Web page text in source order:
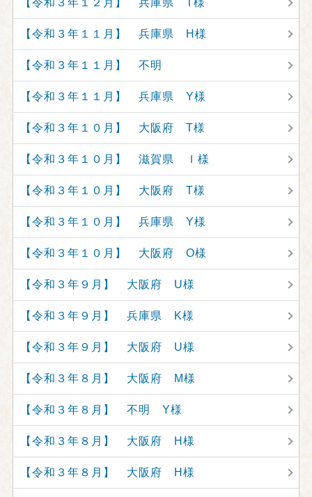
【令和３年１２月】 兵庫県 T様
【令和３年１１月】 兵庫県 H様
【令和３年１１月】 不明
【令和３年１１月】 兵庫県 Y様
【令和３年１０月】 大阪府 T様
【令和３年１０月】 滋賀県 Ｉ様
【令和３年１０月】 大阪府 T様
【令和３年１０月】 兵庫県 Y様
【令和３年１０月】 大阪府 O様
【令和３年９月】 大阪府 U様
【令和３年９月】 兵庫県 K様
【令和３年９月】 大阪府 U様
【令和３年８月】 大阪府 M様
【令和３年８月】 不明 Y様
【令和３年８月】 大阪府 H様
【令和３年８月】 大阪府 H様